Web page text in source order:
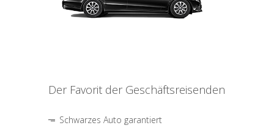
Der Favorit der Geschäftsreisenden
Schwarzes Auto garantiert